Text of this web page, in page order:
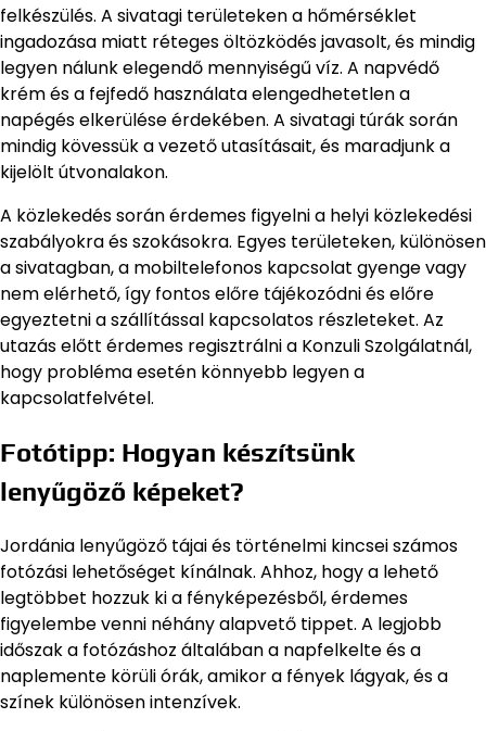
felkészülés. A sivatagi területeken a hőmérséklet
ingadozása miatt réteges öltözködés javasolt, és mindig
legyen nálunk elegendő mennyiségű víz. A napvédő
krém és a fejfedő használata elengedhetetlen a
napégés elkerülése érdekében. A sivatagi túrák során
mindig kövessük a vezető utasításait, és maradjunk a
kijelölt útvonalakon.
A közlekedés során érdemes figyelni a helyi közlekedési
szabályokra és szokásokra. Egyes területeken, különösen
a sivatagban, a mobiltelefonos kapcsolat gyenge vagy
nem elérhető, így fontos előre tájékozódni és előre
egyeztetni a szállítással kapcsolatos részleteket. Az
utazás előtt érdemes regisztrálni a Konzuli Szolgálatnál,
hogy probléma esetén könnyebb legyen a
kapcsolatfelvétel.
Fotótipp: Hogyan készítsünk
lenyűgöző képeket?
Jordánia lenyűgöző tájai és történelmi kincsei számos
fotózási lehetőséget kínálnak. Ahhoz, hogy a lehető
legtöbbet hozzuk ki a fényképezésből, érdemes
figyelembe venni néhány alapvető tippet. A legjobb
időszak a fotózáshoz általában a napfelkelte és a
naplemente körüli órák, amikor a fények lágyak, és a
színek különösen intenzívek.